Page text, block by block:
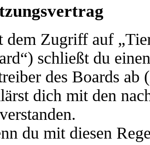
dem Zugriff auf
schließt du
des Boards ab
dich mit den
du mit diesen